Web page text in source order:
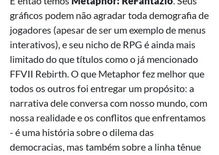
gráficos podem não agradar toda demografia de
jogadores (apesar de ser um exemplo de menus
interativos), e seu nicho de RPG é ainda mais
limitado do que títulos como o já mencionado
FFVII Rebirth. O que Metaphor fez melhor que
todos os outros foi entregar um propósito: a
narrativa dele conversa com nosso mundo, com
nossa realidade e os conflitos que enfrentamos
- é uma história sobre o dilema das
democracias, mas também sobre a linha tênue